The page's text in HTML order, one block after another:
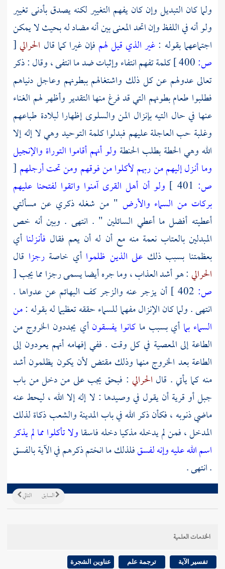
ولما كان التبديل وإن كان يفهم التغيير لكنه يصدق بأدنى تغيير
ولو أنه في اللفظ وإن اتحد المعنى بين أنه مضاد له بحيث لا يمكن
اجتماعهما بقوله :غير الذي قيل لهم فإن غيرا كما قال الحرالي[
ص:
كلمة تفهم انتفاء وإثبات ضد ما انتفى ، وقال : ذكر
تعالى عدولهم عن كل ذلك واشتغالهم ببطونهم وعاجل دنياهم
فطلبوا طعام بطونهم التي قد فرغ منها التقدير وأظهر لهم الغناء
عنها في حال التيه بإنزال المن والسلوى إظهارا لبلادة طباعهم
وغلبة حب العاجلة عليهم فبدلوا كلمة التوحيد وهي لا إله إلا
الله وهي الحطة بطلب الحنطة ولو أنهم أقاموا التوراة والإنجيل
وما أنـزل إليهم من ربهم لأكلوا من فوقهم ومن تحت أرجلهم [
ص:
ولو أن أهل القرى آمنوا واتقوا لفتحنا عليهم
بركات من السماء والأرض " من شغله ذكري عن مسألتي
أعطيته أفضل ما أعطي السائلين " . انتهى . وبين أنه خص
المبدلين بالعتاب نعمة منه مع أن له أن يعم فقال فأنـزلنا أي
بعظمتنا بسبب ذلك على الذين ظلمواأي خاصةرجزا قال
الحرالي: هو أشد العذاب ، وما جره أيضا يسمى رجزا مما يجب[
ص:
أن يزجر عنه والزجر كف البهائم عن عدواها .
انتهى . ولما كان الإنزال مفهما للسماء حققه تعظيما له بقوله :من
السماء بما أي بسبب ما كانوا يفسقونأي يجددون الخروج من
الطاعة إلى المعصية في كل وقت . ففي إفهامه أنهم يعودون إلى
الطاعة بعد الخروج منها وذلك مقتض لأن يكون يظلمون أشد
منه كما يأتي . قال الحرالي : فبحق يجب على من دخل من باب
جبل أو قرية أن يقول في وصيدها : لا إله إلا الله ، ليحط عنه
ماضي ذنوبه ، فكأن ذكر الله في باب المدينة والشعب ذكاة لذلك
المدخل ، فمن لم يدخله مذكيا دخله فاسقاولا تأكلوا مما لم يذكر
اسم الله عليه وإنه لفسقفلذلك ما انختم ذكرهم في الآية بالفسق
. انتهى .
التالي السابق
الخدمات العلمية
تفسير الآية ترجمة علم عناوين الشجرة